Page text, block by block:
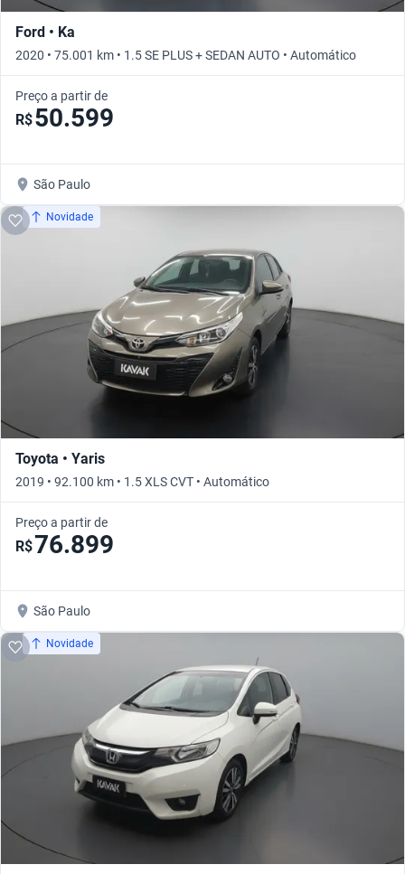
Ford • Ka
2020 • 75.001 km • 1.5 SE PLUS + SEDAN AUTO • Automático
Preço a partir de
R$50.599
São Paulo
Novidade
Toyota • Yaris
2019 • 92.100 km • 1.5 XLS CVT • Automático
Preço a partir de
R$76.899
São Paulo
Novidade